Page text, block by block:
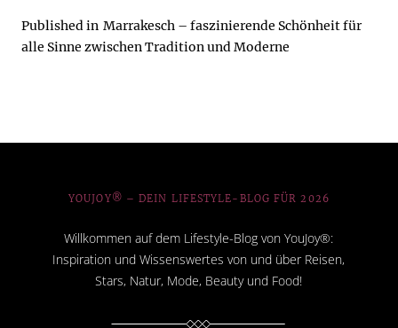
Published in Marrakesch – faszinierende Schönheit für
alle Sinne zwischen Tradition und Moderne
YOUJOY® – DEIN LIFESTYLE-BLOG FÜR 2026
Willkommen auf dem Lifestyle-Blog von YouJoy®:
Inspiration und Wissenswertes von und über Reisen,
Stars, Natur, Mode, Beauty und Food!